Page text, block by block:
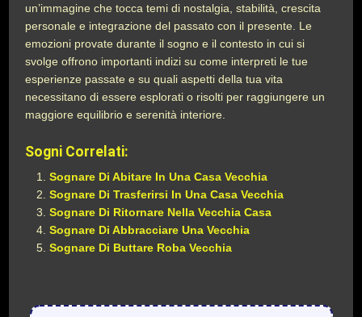
un’immagine che tocca temi di nostalgia, stabilità, crescita
personale e integrazione del passato con il presente. Le
emozioni provate durante il sogno e il contesto in cui si
svolge offrono importanti indizi su come interpreti le tue
esperienze passate e su quali aspetti della tua vita
necessitano di essere esplorati o risolti per raggiungere un
maggiore equilibrio e serenità interiore.
Sogni Correlati:
Sognare Di Abitare In Una Casa Vecchia
Sognare Di Trasferirsi In Una Casa Vecchia
Sognare Di Ritornare Nella Vecchia Casa
Sognare Di Abbracciare Una Vecchia
Sognare Di Buttare Roba Vecchia